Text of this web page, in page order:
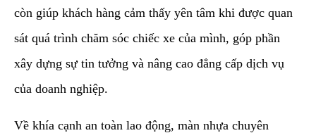
còn giúp khách hàng cảm thấy yên tâm khi được quan
sát quá trình chăm sóc chiếc xe của mình, góp phần
xây dựng sự tin tưởng và nâng cao đẳng cấp dịch vụ
của doanh nghiệp.
​Về khía cạnh an toàn lao động, màn nhựa chuyên